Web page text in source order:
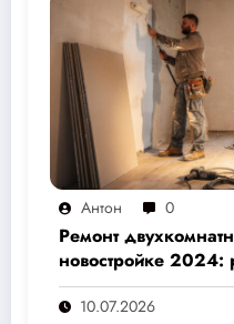
Антон 0
Ремонт
новостройке
скрытые расходы,
назовут подрядчики
10.07.2026